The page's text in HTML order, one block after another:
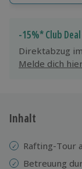
Jeder
Maximale
10 Jahre gültig
-15%* Club
Direktabzug
Melde dich
Inhalt
Rafting-Tour
Betreuung